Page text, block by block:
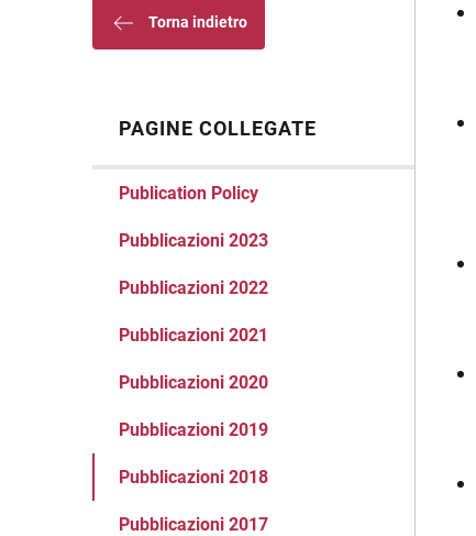
Torna indietro
PAGINE COLLEGATE
Publication Policy
Pubblicazioni 2023
Pubblicazioni 2022
Pubblicazioni 2021
Pubblicazioni 2020
Pubblicazioni 2019
Pubblicazioni 2018
Pubblicazioni 2017